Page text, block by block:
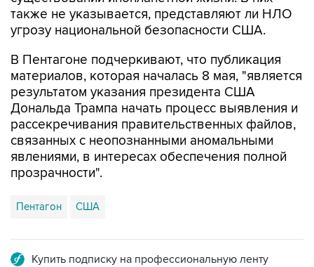
также не указывается, представляют ли НЛО
угрозу национальной безопасности США.
В Пентагоне подчеркивают, что публикация
материалов, которая началась 8 мая, "является
результатом указания президента США
Дональда Трампа начать процесс выявления и
рассекречивания правительственных файлов,
связанных с неопознанными аномальными
явлениями, в интересах обеспечения полной
прозрачности".
Пентагон США
Купить подписку на профессиональную ленту